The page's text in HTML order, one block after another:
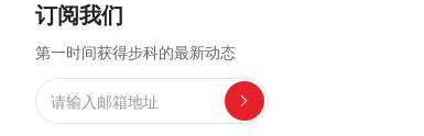
订阅我们
第一时间获得步科的最新动态